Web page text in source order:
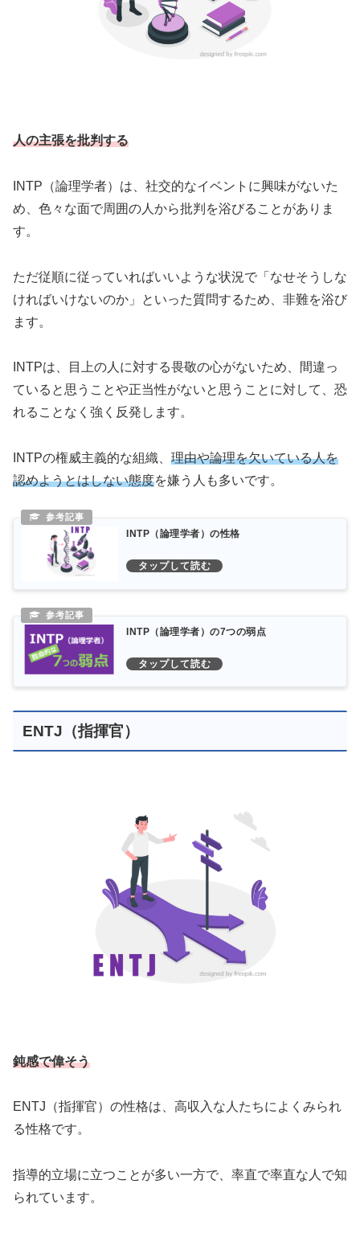
人の主張を批判する
INTP（論理学者）は、社交的なイベントに興味がないた
め、色々な面で周囲の人から批判を浴びることがありま
す。
ただ従順に従っていればいいような状況で「なせそうしな
ければいけないのか」といった質問するため、非難を浴び
ます。
INTPは、目上の人に対する畏敬の心がないため、間違っ
ていると思うことや正当性がないと思うことに対して、恐
れることなく強く反発します。
INTPの権威主義的な組織、 理由や論理を欠いている人を
認めようとはしない態度を嫌う人も多いです。
INTP（論理学者）の性格
INTP（論理学者）の7つの弱点
ENTJ（指揮官）
鈍感で偉そう
ENTJ（指揮官）の性格は、高収入な人たちによくみられ
る性格です。
指導的立場に立つことが多い一方で、率直で率直な人で知
られています。